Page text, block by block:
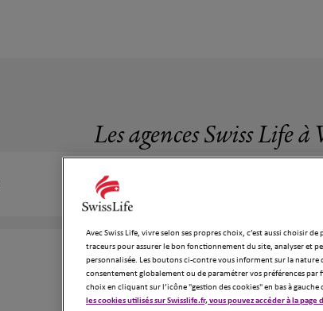
Les agences Swiss Life
6 agences
Avec Swiss Life, vivre selon ses propres choix, c’est aussi choisir
traceurs pour assurer le bon fonctionnement du site, analyser et
personnalisée. Les boutons ci-contre vous informent sur la
consentement globalement ou de paramétrer vos préférences
choix en cliquant sur l’icône "gestion des cookies" en bas à gauche
les cookies utilisés sur Swisslife.fr, vous pouvez accéder à la